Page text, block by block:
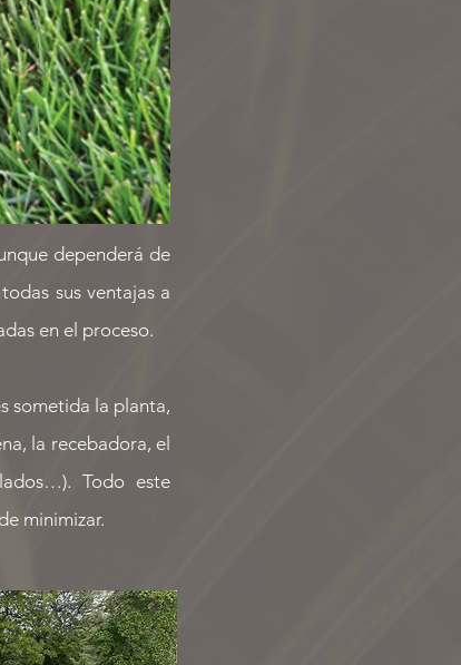
dependerá de
sus ventajas a
en el proceso.
sometida la planta,
la recebadora, el
Todo este
minimizar.